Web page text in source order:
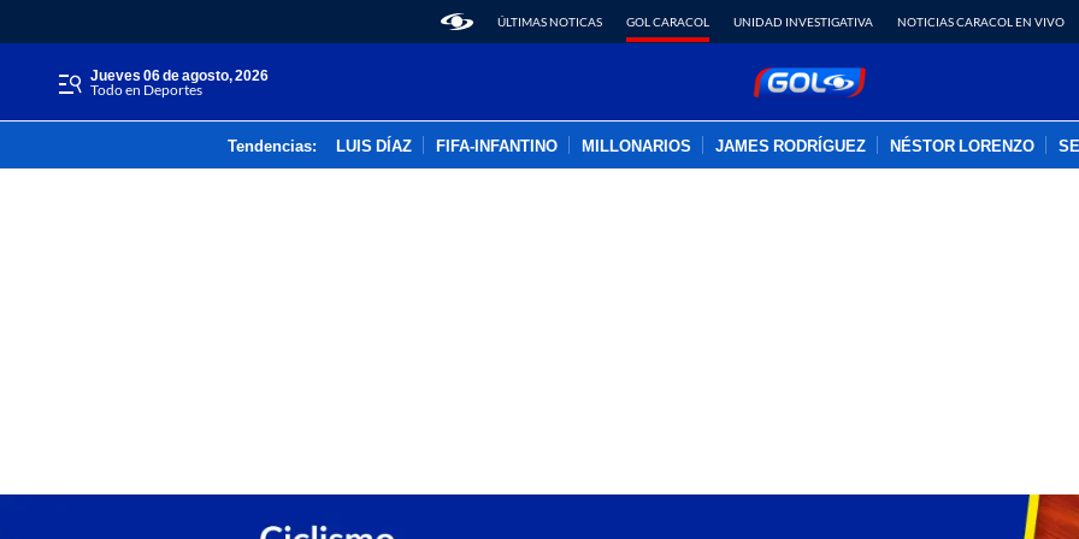
ÚLTIMAS NOTICAS GOL CARACOL UNIDAD INVESTIGATIVA NOTICIAS CARACOL EN VIVO
jueves 06 de agosto, 2026
Todo en Deportes
Tendencias: LUIS DÍAZ FIFA-INFANTINO MILLONARIOS JAMES RODRÍGUEZ NÉSTOR LORENZO